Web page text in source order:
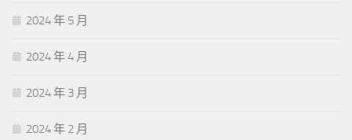
2024 年 5 月
2024 年 4 月
2024 年 3 月
2024 年 2 月